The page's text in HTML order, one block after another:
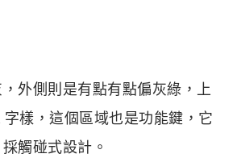
外側則是有點有點偏灰綠，上
樣，這個區域也是功能鍵，它
觸碰式設計。